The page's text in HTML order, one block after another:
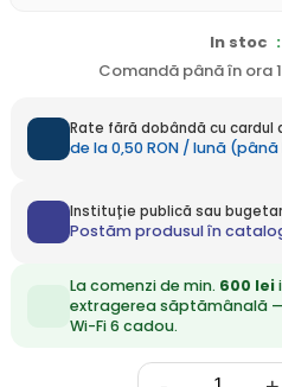
In stoc
Comandă până în ora
Rate fără dobândă cu cardul
de la 0,50 RON / lună
Instituție publică sau
Postăm produsul în
La comenzi de min. 600 lei
extragerea săptămânală
Wi-Fi 6 cadou.